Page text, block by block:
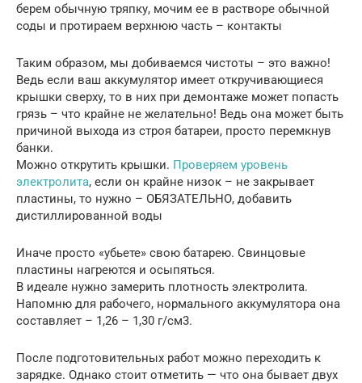
берем обычную тряпку, мочим ее в растворе обычной
соды и протираем верхнюю часть – контакты
Таким образом, мы добиваемся чистоты – это важно!
Ведь если ваш аккумулятор имеет откручивающиеся
крышки сверху, то в них при демонтаже может попасть
грязь – что крайне не желательно! Ведь она может быть
причиной выхода из строя батареи, просто перемкнув
банки.
Можно открутить крышки. Проверяем уровень
электролита, если он крайне низок – не закрывает
пластины, то нужно – ОБЯЗАТЕЛЬНО, добавить
дистиллированной воды
Иначе просто «убьете» свою батарею. Свинцовые
пластины нагреются и осыпяться.
В идеале нужно замерить плотность электролита.
Напомню для рабочего, нормального аккумулятора она
составляет – 1,26 – 1,30 г/см3.
После подготовительных работ можно переходить к
зарядке. Однако стоит отметить — что она бывает двух